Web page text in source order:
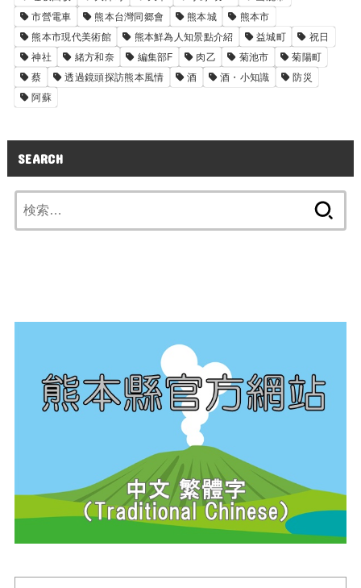
市營電車
熊本台灣同郷會 熊本城
熊本市
熊本市現代美術館
熊本鮮為人知景點介紹 益城町
祝日
神社
緒方和奈 編集部F 肉乙 菊池市
菊陽町
蔡
透過鏡頭探訪熊本風情 酒 酒・小知識
防災
阿蘇
SEARCH
索: